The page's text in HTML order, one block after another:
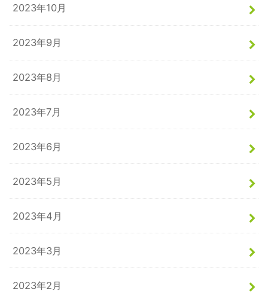
2023年10月
2023年9月
2023年8月
2023年7月
2023年6月
2023年5月
2023年4月
2023年3月
2023年2月